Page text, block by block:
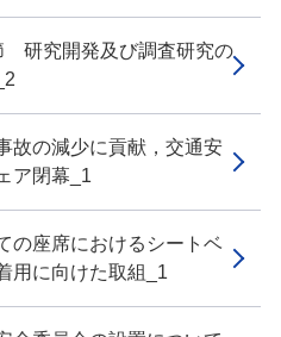
研究開発及び調査研究の
故の減少に貢献，交通安
ア閉幕_1
の座席におけるシートベ
用に向けた取組_1